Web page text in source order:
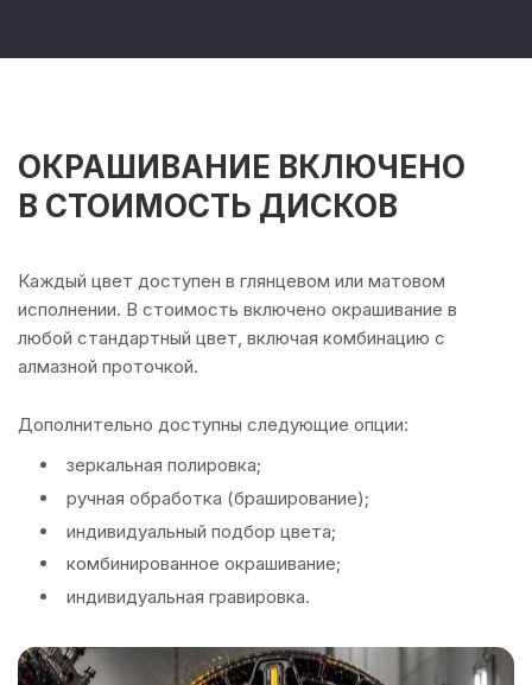
ОКРАШИВАНИЕ ВКЛЮЧЕНО
В СТОИМОСТЬ ДИСКОВ
Каждый цвет доступен в глянцевом или матовом
исполнении. В стоимость включено окрашивание в
любой стандартный цвет, включая комбинацию с
алмазной проточкой.
Дополнительно доступны следующие опции:
зеркальная полировка;
ручная обработка (браширование);
индивидуальный подбор цвета;
комбинированное окрашивание;
индивидуальная гравировка.